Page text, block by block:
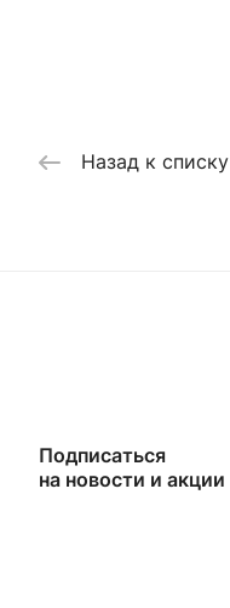
Назад к списку
Подписаться
на новости и акции